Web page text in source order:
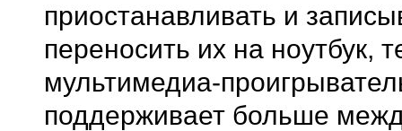
приостанавливать и
переносить их на ноутбук,
мультимедиа-
поддерживает больше